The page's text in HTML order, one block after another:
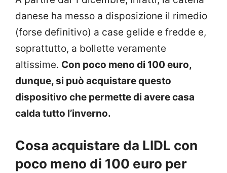
danese ha messo a disposizione il rimedio
(forse definitivo) a case gelide e fredde e,
soprattutto, a bollette veramente
altissime. Con poco meno di 100 euro,
dunque, si può acquistare questo
dispositivo che permette di avere casa
calda tutto l’inverno.
Cosa acquistare da LIDL con
poco meno di 100 euro per